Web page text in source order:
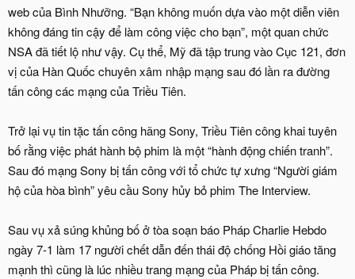
web của Bình Nhưỡng. “Bạn không muốn dựa vào một diễn viên
không đáng tin cậy để làm công việc cho bạn”, một quan chức
NSA đã tiết lộ như vậy. Cụ thể, Mỹ đã tập trung vào Cục 121, đơn
vị của Hàn Quốc chuyên xâm nhập mạng sau đó lần ra đường
tấn công các mạng của Triều Tiên.
Trở lại vụ tin tặc tấn công hãng Sony, Triều Tiên công khai tuyên
bố rằng việc phát hành bộ phim là một “hành động chiến tranh”.
Sau đó mạng Sony bị tấn công với tổ chức tự xưng “Người giám
hộ của hòa bình” yêu cầu Sony hủy bỏ phim The Interview.
Sau vụ xả súng khủng bố ở tòa soạn báo Pháp Charlie Hebdo
ngày 7-1 làm 17 người chết dẫn đến thái độ chống Hồi giáo tăng
mạnh thì cũng là lúc nhiều trang mạng của Pháp bị tấn công.